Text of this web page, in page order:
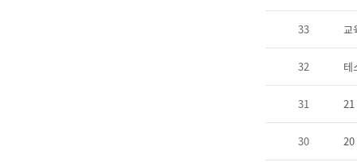
33 교
32 테
31 21
30 20